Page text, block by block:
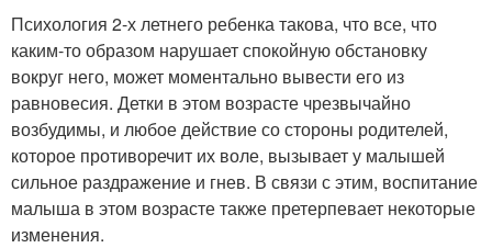
Психология 2-х летнего ребенка такова, что все, что
каким-то образом нарушает спокойную обстановку
вокруг него, может моментально вывести его из
равновесия. Детки в этом возрасте чрезвычайно
возбудимы, и любое действие со стороны родителей,
которое противоречит их воле, вызывает у малышей
сильное раздражение и гнев. В связи с этим, воспитание
малыша в этом возрасте также претерпевает некоторые
изменения.